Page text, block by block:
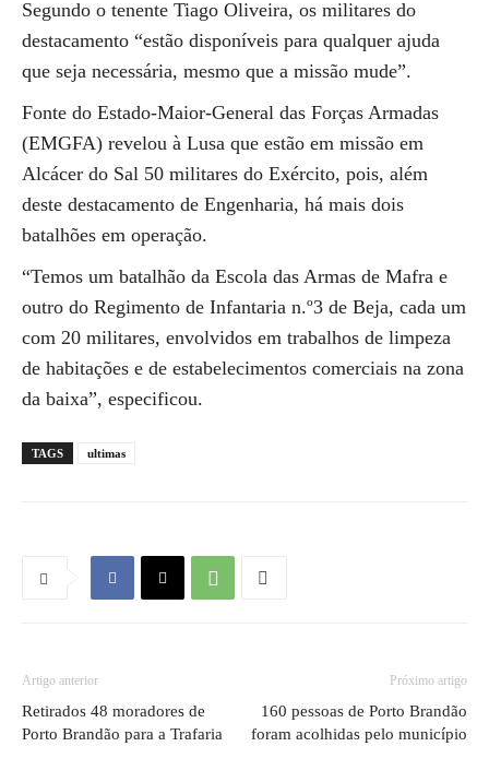
Segundo o tenente Tiago Oliveira, os militares do
destacamento “estão disponíveis para qualquer ajuda
que seja necessária, mesmo que a missão mude”.
Fonte do Estado-Maior-General das Forças Armadas
(EMGFA) revelou à Lusa que estão em missão em
Alcácer do Sal 50 militares do Exército, pois, além
deste destacamento de Engenharia, há mais dois
batalhões em operação.
“Temos um batalhão da Escola das Armas de Mafra e
outro do Regimento de Infantaria n.º3 de Beja, cada um
com 20 militares, envolvidos em trabalhos de limpeza
de habitações e de estabelecimentos comerciais na zona
da baixa”, especificou.
TAGS ultimas
Artigo anterior
Retirados 48 moradores de
Porto Brandão para a Trafaria
Próximo artigo
160 pessoas de Porto Brandão
foram acolhidas pelo município